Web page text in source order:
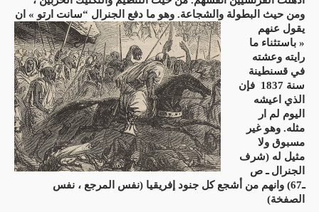
ومن حيث البطولة والشجاعة. وهو ما دفع الجنرال “سانت ارتو » ان
يقول عنهم
« باستثناء ما
رايته وعشته
في قسنطينة
سنة 1837 فإن
الذي اعيشه
اليوم لم ار
مثله. وهو غير
مسبوق ولا
مثيل له (شرف
الجنرال ـ ص
ـ67) وانهم من أشجع كل جنود إفريقيا (نفس المرجع ، نفس
الصفخة)